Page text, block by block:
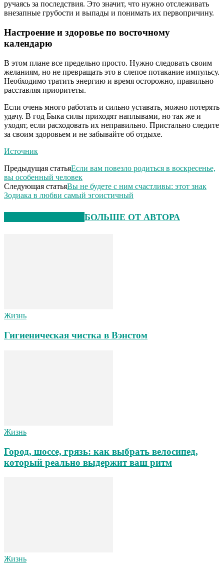
ручаясь за последствия. Это значит, что нужно отслеживать
внезапные грубости и выпады и понимать их первопричину.
Настроение и здоровье по восточному
календарю
В этом плане все предельно просто. Нужно следовать своим
желаниям, но не превращать это в слепое потакание импульсу.
Необходимо тратить энергию и время осторожно, правильно
расставляя приоритеты.
Если очень много работать и сильно уставать, можно потерять
удачу. В год Быка силы приходят наплывами, но так же и
уходят, если расходовать их неправильно. Пристально следите
за своим здоровьем и не забывайте об отдыхе.
Источник
Предыдущая статьяЕсли вам повезло родиться в воскресенье,
вы особенный человек
Следующая статьяВы не будете с ним счастливы: этот знак
Зодиака в любви самый эгоистичный
БОЛЬШЕ ОТ АВТОРА
Жизнь
Гигиеническая чистка в Вэнстом
Жизнь
Город, шоссе, грязь: как выбрать велосипед,
который реально выдержит ваш ритм
Жизнь